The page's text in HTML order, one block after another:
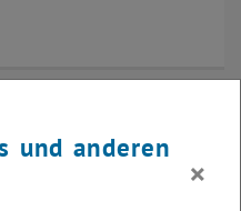
JULI 26
und anderen
×